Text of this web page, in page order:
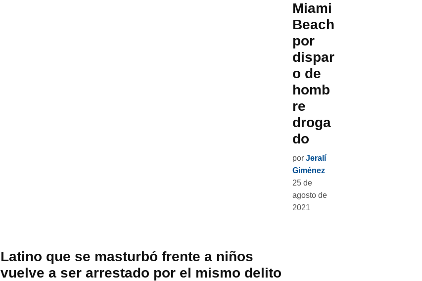
Miami
Beach
por
dispar
o de
homb
re
droga
do
por Jeralí
Giménez
25 de
agosto de
2021
Latino que se masturbó frente a niños
vuelve a ser arrestado por el mismo delito